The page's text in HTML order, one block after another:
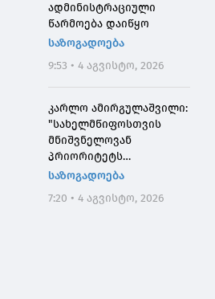
ადმინისტრაციული
წარმოება დაიწყო
საზოგადოება
9:53 • 4 აგვისტო, 2026
კარლო ამირგულაშვილი:
"სახელმწიფოსთვის
მნიშვნელოვან
პრიორიტეტს
საქართველოს ტყეების,
დეგრადირებული
საზოგადოება
7:20 • 4 აგვისტო, 2026